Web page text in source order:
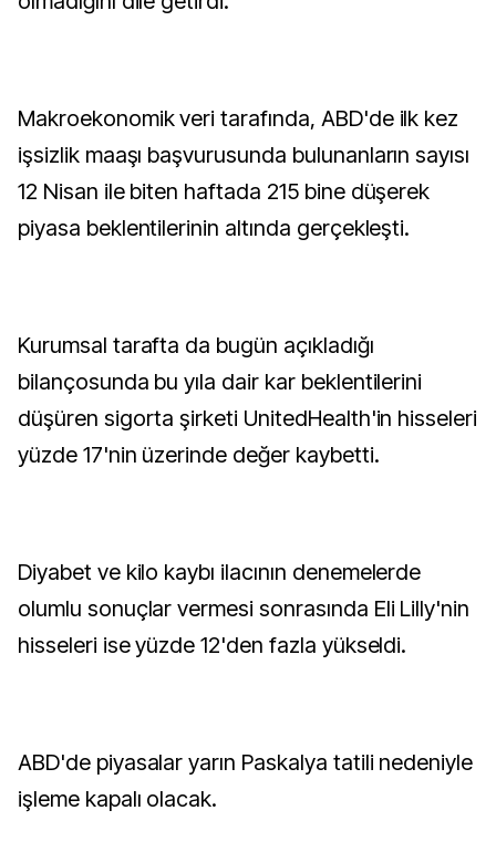
Makroekonomik veri tarafında, ABD'de ilk kez
işsizlik maaşı başvurusunda bulunanların sayısı
12 Nisan ile biten haftada 215 bine düşerek
piyasa beklentilerinin altında gerçekleşti.
Kurumsal tarafta da bugün açıkladığı
bilançosunda bu yıla dair kar beklentilerini
düşüren sigorta şirketi UnitedHealth'in hisseleri
yüzde 17'nin üzerinde değer kaybetti.
Diyabet ve kilo kaybı ilacının denemelerde
olumlu sonuçlar vermesi sonrasında Eli Lilly'nin
hisseleri ise yüzde 12'den fazla yükseldi.
ABD'de piyasalar yarın Paskalya tatili nedeniyle
işleme kapalı olacak.